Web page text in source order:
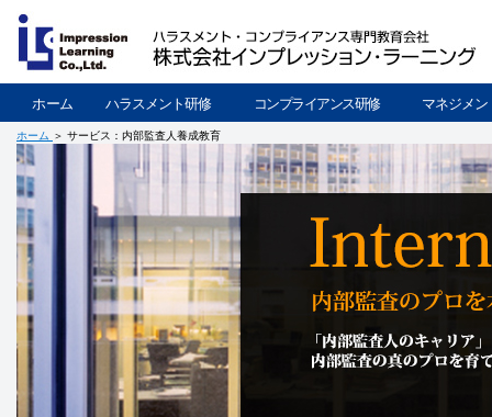
ホーム ハラスメント研修 コンプライアンス研修 マネジメン
ホーム ＞ サービス：内部監査人養成教育